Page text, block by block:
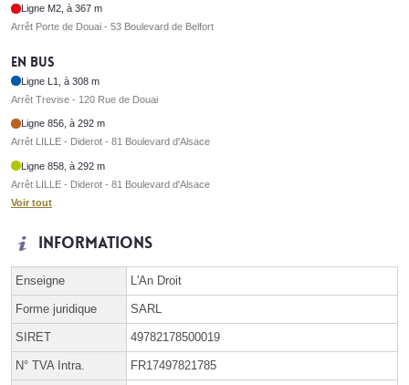
Ligne M2, à 367 m
Arrêt Porte de Douai - 53 Boulevard de Belfort
En bus
Ligne L1, à 308 m
Arrêt Trevise - 120 Rue de Douai
Ligne 856, à 292 m
Arrêt LILLE - Diderot - 81 Boulevard d'Alsace
Ligne 858, à 292 m
Arrêt LILLE - Diderot - 81 Boulevard d'Alsace
Voir tout
Informations
Enseigne L'An Droit
Forme juridique SARL
SIRET 49782178500019
N° TVA Intra. FR17497821785